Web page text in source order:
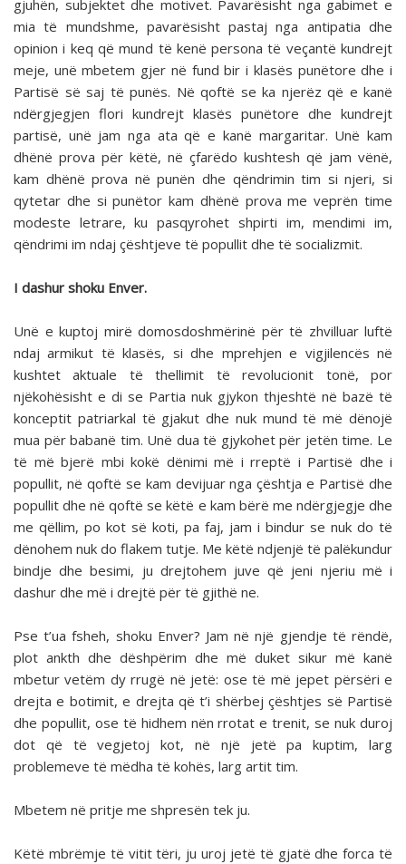
gjuhën, subjektet dhe motivet. Pavarësisht nga gabimet e
mia të mundshme, pavarësisht pastaj nga antipatia dhe
opinion i keq që mund të kenë persona të veçantë kundrejt
meje, unë mbetem gjer në fund bir i klasës punëtore dhe i
Partisë së saj të punës. Në qoftë se ka njerëz që e kanë
ndërgjegjen flori kundrejt klasës punëtore dhe kundrejt
partisë, unë jam nga ata që e kanë margaritar. Unë kam
dhënë prova për këtë, në çfarëdo kushtesh që jam vënë,
kam dhënë prova në punën dhe qëndrimin tim si njeri, si
qytetar dhe si punëtor kam dhënë prova me veprën time
modeste letrare, ku pasqyrohet shpirti im, mendimi im,
qëndrimi im ndaj çështjeve të popullit dhe të socializmit.
I dashur shoku Enver.
Unë e kuptoj mirë domosdoshmërinë për të zhvilluar luftë
ndaj armikut të klasës, si dhe mprehjen e vigjilencës në
kushtet aktuale të thellimit të revolucionit tonë, por
njëkohësisht e di se Partia nuk gjykon thjeshtë në bazë të
konceptit patriarkal të gjakut dhe nuk mund të më dënojë
mua për babanë tim. Unë dua të gjykohet për jetën time. Le
të më bjerë mbi kokë dënimi më i rreptë i Partisë dhe i
popullit, në qoftë se kam devijuar nga çështja e Partisë dhe
popullit dhe në qoftë se këtë e kam bërë me ndërgjegje dhe
me qëllim, po kot së koti, pa faj, jam i bindur se nuk do të
dënohem nuk do flakem tutje. Me këtë ndjenjë të palëkundur
bindje dhe besimi, ju drejtohem juve që jeni njeriu më i
dashur dhe më i drejtë për të gjithë ne.
Pse t’ua fsheh, shoku Enver? Jam në një gjendje të rëndë,
plot ankth dhe dëshpërim dhe më duket sikur më kanë
mbetur vetëm dy rrugë në jetë: ose të më jepet përsëri e
drejta e botimit, e drejta që t’i shërbej çështjes së Partisë
dhe popullit, ose të hidhem nën rrotat e trenit, se nuk duroj
dot që të vegjetoj kot, në një jetë pa kuptim, larg
problemeve të mëdha të kohës, larg artit tim.
Mbetem në pritje me shpresën tek ju.
Këtë mbrëmje të vitit tëri, ju uroj jetë të gjatë dhe forca të